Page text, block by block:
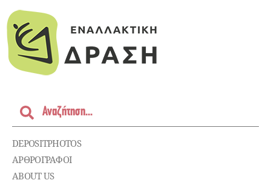
DEPOSITPHOTOS
ΑΡΘΡΟΓΡΑΦΟΙ
ABOUT US